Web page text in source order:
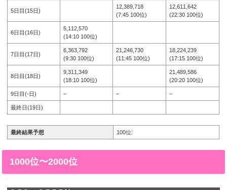
5日目(15日)
12,389,718
(7:45 100位)
12,611,642
(22:30 100位)
6日目(16日)
5,112,570
(14:10 100位)
7日目(17日)
6,363,792
(9:30 100位)
21,246,730
(11:45 100位)
18,224,239
(17:15 100位)
8日目(18日)
9,311,349
(18:10 100位)
21,489,586
(20:20 100位)
9日目(-日) – – –
最終日(19日)
最終結果予想 100位:
1000位〜2000位